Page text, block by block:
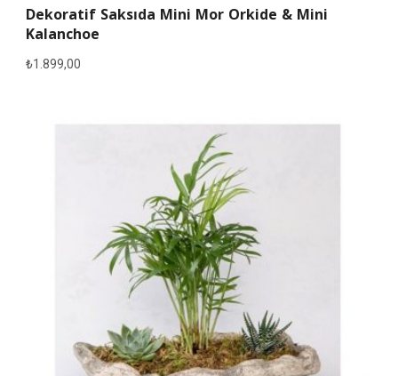
Dekoratif Saksıda Mini Mor Orkide & Mini
Kalanchoe
₺1.899,00